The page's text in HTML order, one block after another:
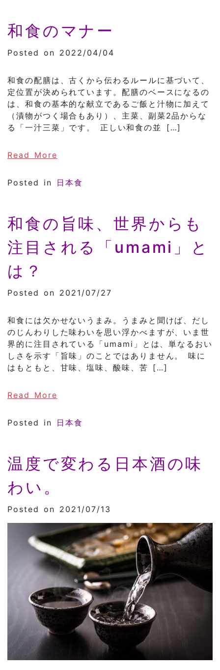
和食のマナー
Posted on 2022/04/04
和食の配膳は、古くから伝わるルールに基づいて、
定位置が決められています。配膳のベースになるの
は、和食の基本的な献立であるご飯と汁物に加えて
（漬物がつく場合もあり）、主菜、副菜2品からな
る「一汁三菜」です。 正しい和食の並 […]
Read More
Posted in 日本食
和食の旨味、世界からも
注目される「umami」と
は？
Posted on 2021/07/27
和食には欠かせないうまみ。うまみと聞けば、だし
のじんわりした味わいを思い浮かべますが、いま世
界的に注目されている「umami」とは、単なるおい
しさを示す「旨味」のことではありません。 味に
はもともと、甘味、塩味、酸味、苦 […]
Read More
Posted in 日本食
温度で変わる日本酒の味
わい。
Posted on 2021/07/13